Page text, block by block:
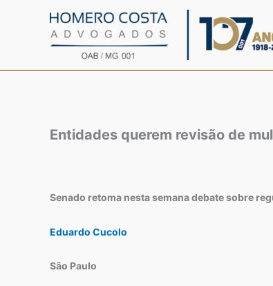
Entidades querem revisão de
Senado retoma nesta semana debate sobre
Eduardo Cucolo
São Paulo